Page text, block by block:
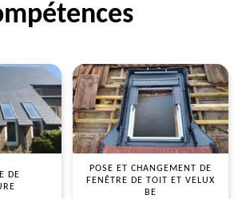
DE
POSE ET CHANGEMENT DE
FENÊTRE DE TOIT ET VELUX
BE